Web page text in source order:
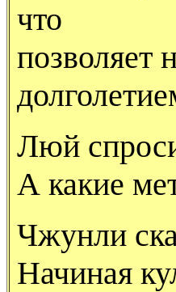
что
позволяет
Люй
А какие
Чжунли
Начиная